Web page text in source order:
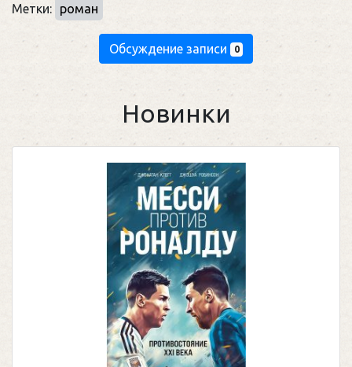
Метки: роман
Обсуждение записи 0
Новинки